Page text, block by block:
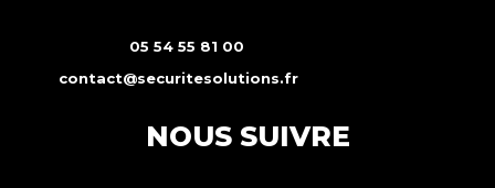
05 54 55 81 00
contact@securitesolutions.fr
NOUS SUIVRE